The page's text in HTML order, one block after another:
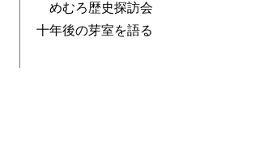
めむろ歴史探訪会
​十年後の芽室を語る